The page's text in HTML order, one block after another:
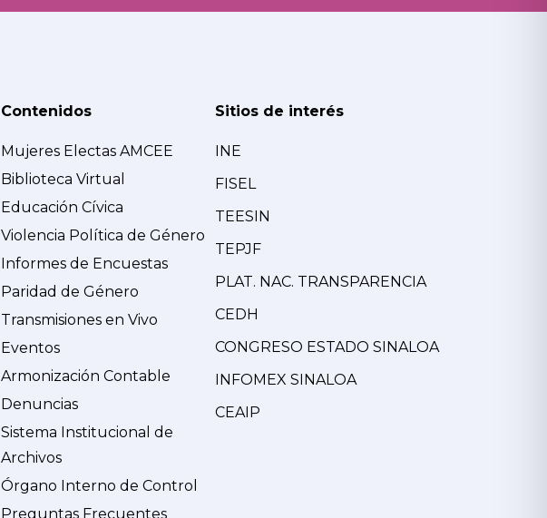
Contenidos
Mujeres Electas AMCEE
Biblioteca Virtual
Educación Cívica
Violencia Política de Género
Informes de Encuestas
Paridad de Género
Transmisiones en Vivo
Eventos
Armonización Contable
Denuncias
Sistema Institucional de
Archivos
Órgano Interno de Control
Preguntas Frecuentes
Sitios de interés
INE
FISEL
TEESIN
TEPJF
PLAT. NAC. TRANSPARENCIA
CEDH
CONGRESO ESTADO SINALOA
INFOMEX SINALOA
CEAIP